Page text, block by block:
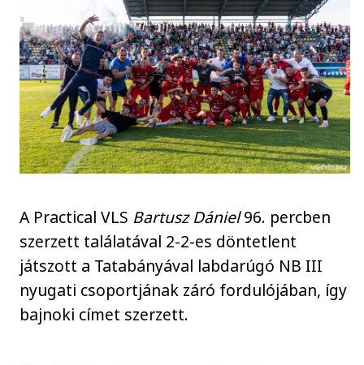
A Practical VLS Bartusz Dániel96. percben
szerzett találatával 2-2-es döntetlent
játszott a Tatabányával labdarúgó NB III
nyugati csoportjának záró fordulójában, így
bajnoki címet szerzett.